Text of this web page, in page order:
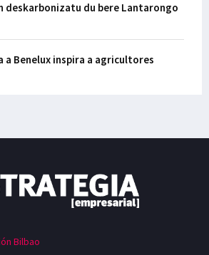
deskarbonizatu du bere Lantarongo
a Benelux inspira a agricultores
Bilbao